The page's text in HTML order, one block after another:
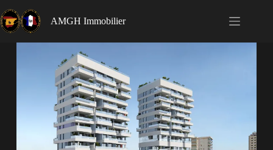
AMGH Immobilier